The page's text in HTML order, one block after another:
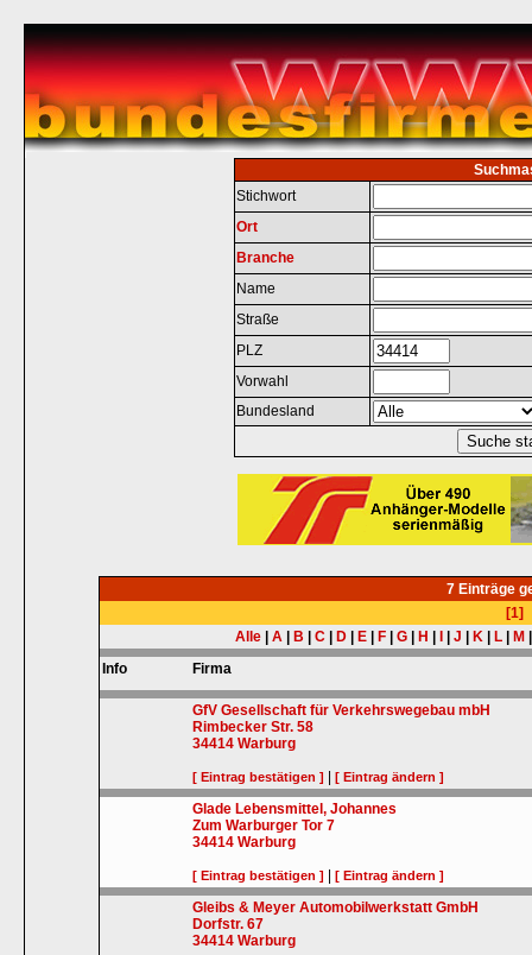
Stichwort
Ort
Branche
Name
Straße
PLZ
Vorwahl
Bundesland
7 Einträge
[1]
Alle
A B C D E F G H J K L M
Info
Firma
GfV Gesellschaft für Verkehrswegebau mbH
Rimbecker Str. 58
34414 Warburg
[ Eintrag bestätigen ] |[ Eintrag ändern ]
Glade Lebensmittel, Johannes
Zum Warburger Tor 7
34414 Warburg
[ Eintrag bestätigen ] |[ Eintrag ändern ]
Gleibs & Meyer Automobilwerkstatt GmbH
Dorfstr. 67
34414 Warburg